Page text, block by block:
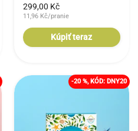
299,00 Kč
11,96 Kč/pranie
Kúpiť teraz
-20 %, KÓD: DNY20